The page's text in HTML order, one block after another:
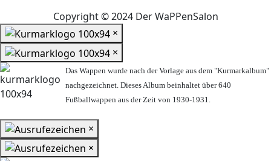
Copyright © 2024 Der WaPPenSalon
×
×
Das Wappen wurde nach der Vorlage aus dem "Kurmarkalbum"
nachgezeichnet. Dieses Album beinhaltet über 640
Fußballwappen aus der Zeit von 1930-1931.
×
×